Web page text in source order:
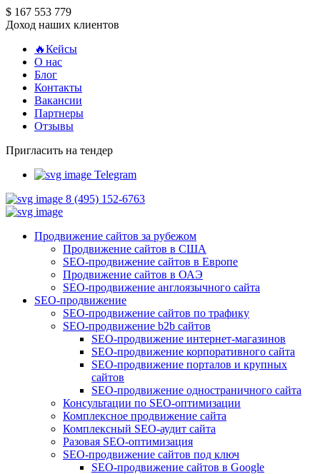
$ 167 553 779
Доход наших клиентов
🔥Кейсы
О нас
Блог
Контакты
Вакансии
Партнеры
Отзывы
Пригласить на тендер
Telegram
8 (495) 152-6763
Продвижение сайтов за рубежом
Продвижение сайтов в США
SEO-продвижение сайтов в Европе
Продвижение сайтов в ОАЭ
SEO-продвижение англоязычного сайта
SEO-продвижение
SEO-продвижение сайтов по трафику
SEO-продвижение b2b сайтов
SEO-продвижение интернет-магазинов
SEO-продвижение корпоративного сайта
SEO-продвижение порталов и крупных
сайтов
SEO-продвижение одностраничного сайта
Консультации по SEO-оптимизации
Комплексное продвижение сайта
Комплексный SEO-аудит сайта
Разовая SEO-оптимизация
SEO-продвижение сайтов под ключ
SEO-продвижение сайтов в Google